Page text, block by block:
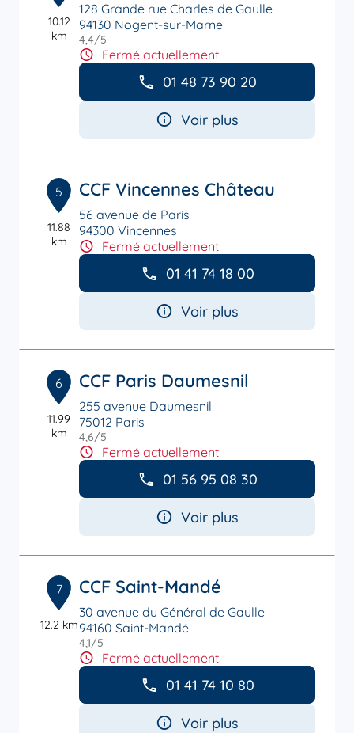
10.12
km
128 Grande rue Charles de Gaulle
94130 Nogent-sur-Marne
4,4/5
Fermé actuellement
01 48 73 90 20
Voir plus
5
11.88
km
CCF Vincennes Château
56 avenue de Paris
94300 Vincennes
Fermé actuellement
01 41 74 18 00
Voir plus
6
11.99
km
CCF Paris Daumesnil
255 avenue Daumesnil
75012 Paris
4,6/5
Fermé actuellement
01 56 95 08 30
Voir plus
7
12.2 km
CCF Saint-Mandé
30 avenue du Général de Gaulle
94160 Saint-Mandé
4,1/5
Fermé actuellement
01 41 74 10 80
Voir plus